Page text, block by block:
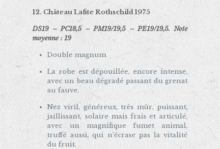
12. Château Lafite Rothschild 1975
DS19 – PC18,5 – PM19/19,5 – PE19/19,5. Note
moyenne : 19
Double magnum
La robe est dépouillée, encore intense,
avec un beau dégradé passant du grenat
au fauve.
Nez viril, généreux, très mûr, puissant,
jaillissant, solaire mais frais et articulé,
avec un magnifique fumet animal,
truffé aussi, qui n’écrase pas la vitalité
du fruit.